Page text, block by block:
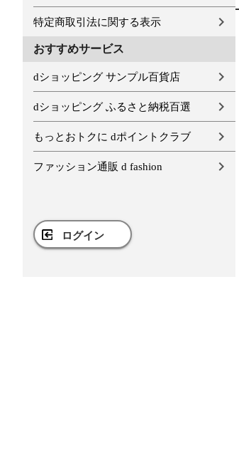
特定商取引法に関する表示
おすすめサービス
dショッピング サンプル百貨店
dショッピング ふるさと納税百選
もっとおトクに dポイントクラブ
ファッション通販 d fashion
ログイン